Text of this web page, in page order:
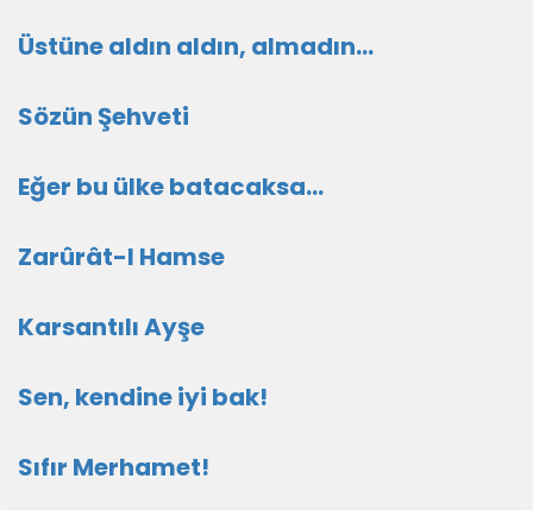
Üstüne aldın aldın, almadın...
Sözün Şehveti
Eğer bu ülke batacaksa...
Zarûrât-I Hamse
Karsantılı Ayşe
Sen, kendine iyi bak!
Sıfır Merhamet!